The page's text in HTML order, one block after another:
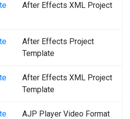
After Effects XML Project
After Effects Project
Template
After Effects XML Project
Template
AJP Player Video Format